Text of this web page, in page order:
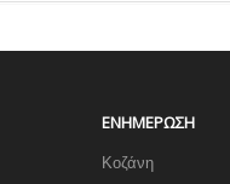
ΕΝΗΜΈΡΩΣΗ
Κοζάνη